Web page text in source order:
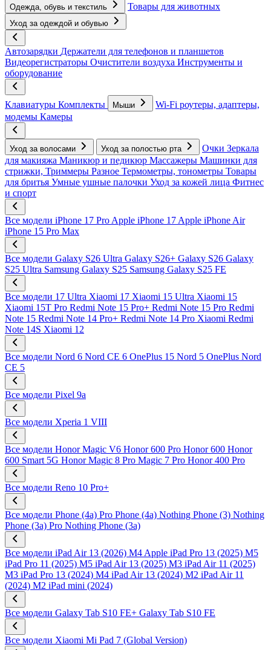
Одежда, обувь и текстиль Товары для животных
Уход за одеждой и обувью
Автозарядки Держатели для телефонов и планшетов
Видеорегистраторы Очистители воздуха Инструменты и
оборудование
Клавиатуры Комплекты Мыши
Wi-Fi роутеры, адаптеры,
модемы Камеры
Уход за волосами Уход за полостью рта Очки Зеркала
для макияжа Маникюр и педикюр Массажеры Машинки для
стрижки, Триммеры Разное Термометры, тонометры Товары
для бритья Умные ушные палочки Уход за кожей лица Фитнес
и спорт
Все модели iPhone 17 Pro Apple iPhone 17 Apple iPhone Air
iPhone 15 Pro Max
Все модели Galaxy S26 Ultra Galaxy S26+ Galaxy S26 Galaxy
S25 Ultra Samsung Galaxy S25 Samsung Galaxy S25 FE
Все модели 17 Ultra Xiaomi 17 Xiaomi 15 Ultra Xiaomi 15
Xiaomi 15T Pro Redmi Note 15 Pro+ Redmi Note 15 Pro Redmi
Note 15 Redmi Note 14 Pro+ Redmi Note 14 Pro Xiaomi Redmi
Note 14S Xiaomi 12
Все модели Nord 6 Nord CE 6 OnePlus 15 Nord 5 OnePlus Nord
CE 5
Все модели Pixel 9a
Все модели Xperia 1 VIII
Все модели Honor Magic V6 Honor 600 Pro Honor 600 Honor
600 Smart 5G Honor Magic 8 Pro Magic 7 Pro Honor 400 Pro
Все модели Reno 10 Pro+
Все модели Phone (4a) Pro Phone (4a) Nothing Phone (3) Nothing
Phone (3a) Pro Nothing Phone (3a)
Все модели iPad Air 13 (2026) M4 Apple iPad Pro 13 (2025) M5
iPad Pro 11 (2025) M5 iPad Air 13 (2025) M3 iPad Air 11 (2025)
M3 iPad Pro 13 (2024) M4 iPad Air 13 (2024) M2 iPad Air 11
(2024) M2 iPad mini (2024)
Все модели Galaxy Tab S10 FE+ Galaxy Tab S10 FE
Все модели Xiaomi Mi Pad 7 (Global Version)